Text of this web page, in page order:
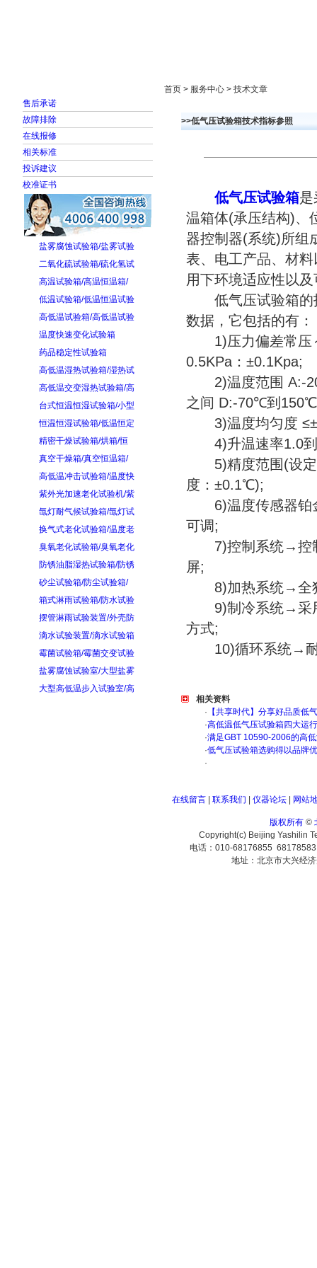
售后承诺
故障排除
在线报修
相关标准
投诉建议
校准证书
盐雾腐蚀试验箱/盐雾试验
二氧化硫试验箱/硫化氢试
高温试验箱/高温恒温箱/
低温试验箱/低温恒温试验
高低温试验箱/高低温试验
温度快速变化试验箱
药品稳定性试验箱
高低温湿热试验箱/湿热试
高低温交变湿热试验箱/高
台式恒温恒湿试验箱/小型
恒温恒湿试验箱/低温恒定
精密干燥试验箱/烘箱/恒
真空干燥箱/真空恒温箱/
高低温冲击试验箱/温度快
紫外光加速老化试验机/紫
氙灯耐气候试验箱/氙灯试
换气式老化试验箱/温度老
臭氧老化试验箱/臭氧老化
防锈油脂湿热试验箱/防锈
砂尘试验箱/防尘试验箱/
箱式淋雨试验箱/防水试验
摆管淋雨试验装置/外壳防
滴水试验装置/滴水试验箱
霉菌试验箱/霉菌交变试验
盐雾腐蚀试验室/大型盐雾
大型高低温步入试验室/高
首页 > 服务中心 > 技术文章
>>低气压试验箱技术指标参照
低气压试验箱是
温箱体(承压结构)、
器控制器(系统)所组
表、电工产品、材
用下环境适应性以
低气压试验箱的
数据，它包括的有：
1)压力偏差常压～
0.5KPa：±0.1Kpa;
2)温度范围 A:-
之间 D:-70℃到
3)温度均匀度
4)升温速率1.0到
5)精度范围(设定
度：±0.1℃);
6)温度传感器铂金
可调;
7)控制系统→控制
屏;
8)加热系统→全独
9)制冷系统→采用
方式;
10)循环系统→耐
相关资料
· 【共享时代】分享好品质低
·高低温低气压试验箱四大运
·满足GBT 10590-2006的高
·低气压试验箱选购得以品牌
·
在线留言| 联系我们 仪器论坛| 网站
版权所有©
Copyright(c) Beijing Yashilin
电话：010-68176855
地址：北京市大兴经